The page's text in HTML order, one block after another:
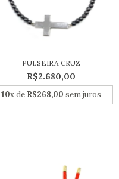
PULSEIRA CRUZ
R$2.680,00
10x de R$268,00 sem juros